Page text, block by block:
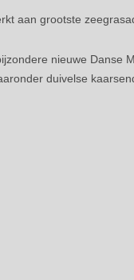
aan grootste
nieuwe Danse
duivelse